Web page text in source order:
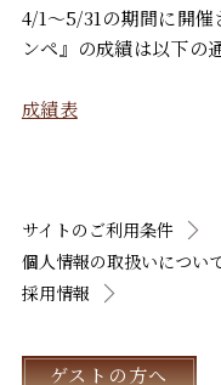
4/1～5/31の期間に開
ンペ』の成績は以下の
成績表
サイトのご利用条件
個人情報の取扱いについ
採用情報
ゲストの方へ